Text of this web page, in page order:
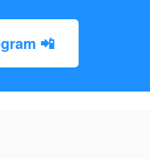
📲